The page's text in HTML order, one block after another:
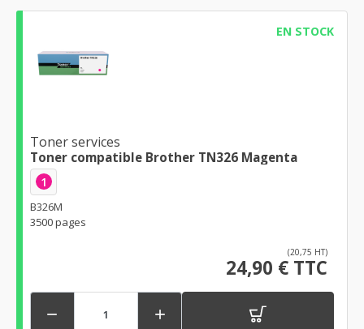
EN STOCK
Toner services
Toner compatible Brother TN326 Magenta
1
B326M
3500 pages
(20,75 HT)
24,90 € TTC
 